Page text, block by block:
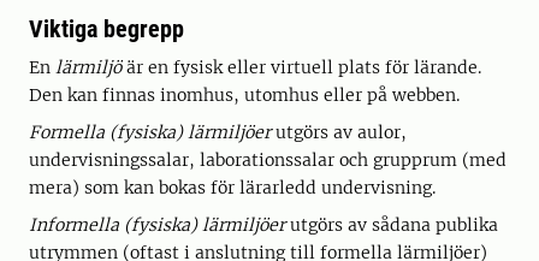
Viktiga begrepp
En lärmiljöär en fysisk eller virtuell plats för lärande.
Den kan finnas inomhus, utomhus eller på webben.
Formella (fysiska) lärmiljöerutgörs av aulor,
undervisningssalar, laborationssalar och grupprum (med
mera) som kan bokas för lärarledd undervisning.
Informella (fysiska) lärmiljöerutgörs av sådana publika
utrymmen (oftast i anslutning till formella lärmiljöer)